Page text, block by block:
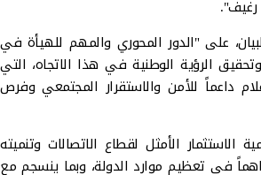
رغيف".
على "الدور المحوري والمهم للهيأة في
الرؤية الوطنية في هذا الاتجاه، التي
داعماً للأمن والاستقرار المجتمعي وفرص
الاستثمار الأمثل لقطاع الاتصالات وتنميته
في تعظيم موارد الدولة، وبما ينسجم مع